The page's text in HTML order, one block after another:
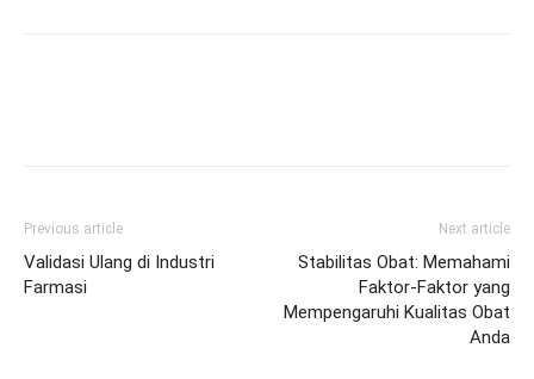
Previous article
Validasi Ulang di Industri
Farmasi
Next article
Stabilitas Obat: Memahami
Faktor-Faktor yang
Mempengaruhi Kualitas Obat
Anda